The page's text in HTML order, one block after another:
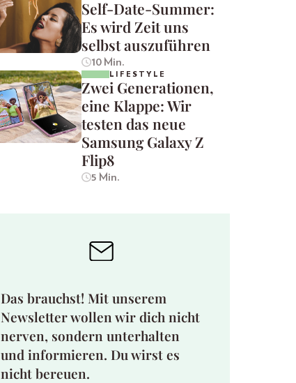
Self-Date-Summer:
Es wird Zeit uns
selbst auszuführen
10 Min.
LIFESTYLE
Zwei Generationen,
eine Klappe: Wir
testen das neue
Samsung Galaxy Z
Flip8
5 Min.
Das brauchst! Mit unserem
Newsletter wollen wir dich nicht
nerven, sondern unterhalten
und informieren. Du wirst es
nicht bereuen.